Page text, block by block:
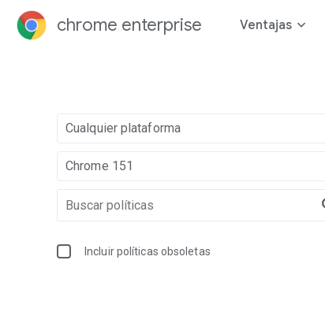
chrome enterprise Ventajas
Cualquier plataforma
Chrome 151
Incluir políticas obsoletas